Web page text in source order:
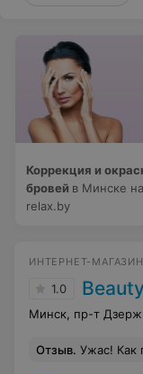
Коррекция и
бровей в Минске на
relax.by
ИНТЕРНЕТ-
1.0
Минск, пр-т
Отзыв. Ужас! Как печаль в 2021 году